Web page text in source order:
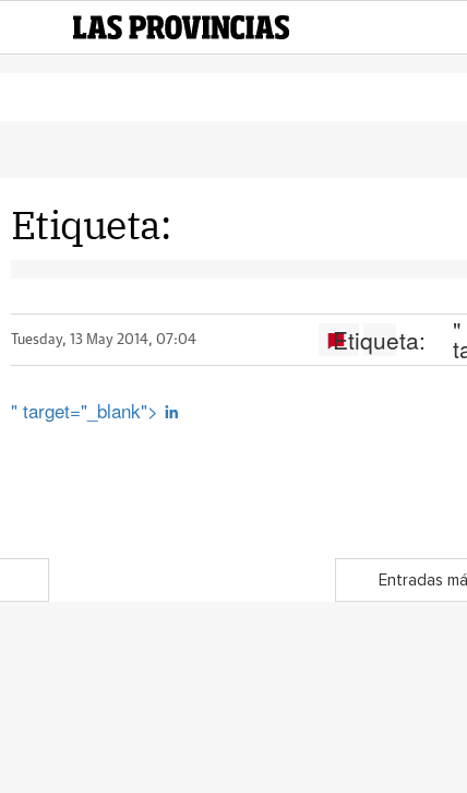
Etiqueta:
Tuesday, 13 May 2014, 07:04 Etiqueta: "
" target="_blank">
Entradas